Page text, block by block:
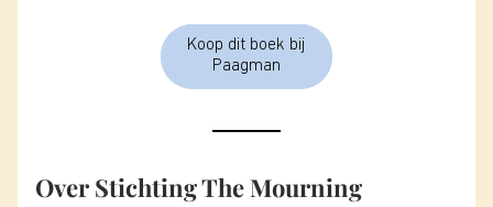
Koop dit boek bij
Paagman
Over Stichting The Mourning